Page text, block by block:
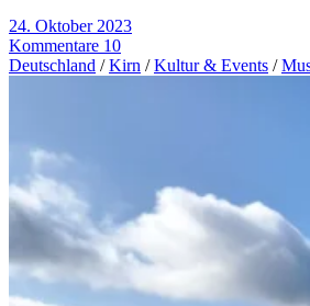
24. Oktober 2023
Kommentare 10
Deutschland /Kirn /Kultur & Events /